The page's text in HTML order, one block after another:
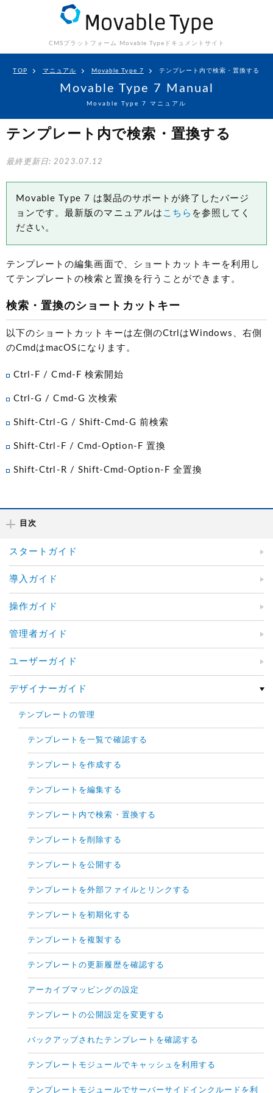
CMSプラットフォーム Movable Type ドキュメントサイト
TOP マニュアル Movable Type 7 テンプレート内で検索・置換する
Movable Type 7 Manual
Movable Type 7 マニュアル
テンプレート内で検索・置換する
最終更新日: 2023.07.12
Movable Type 7 は製品のサポートが終了したバージ
ョンです。最新版のマニュアルは こちら を参照してく
ださい。
テンプレートの編集画面で、ショートカットキーを利用し
てテンプレートの検索と置換を行うことができます。
検索・置換のショートカットキー
以下のショートカットキーは左側のCtrlはWindows、右側
のCmdはmacOSになります。
Ctrl-F / Cmd-F 検索開始
Ctrl-G / Cmd-G 次検索
Shift-Ctrl-G / Shift-Cmd-G 前検索
Shift-Ctrl-F / Cmd-Option-F 置換
Shift-Ctrl-R / Shift-Cmd-Option-F 全置換
目次
スタートガイド
導入ガイド
操作ガイド
管理者ガイド
ユーザーガイド
デザイナーガイド
テンプレートの管理
テンプレートを一覧で確認する
テンプレートを作成する
テンプレートを編集する
テンプレート内で検索・置換する
テンプレートを削除する
テンプレートを公開する
テンプレートを外部ファイルとリンクする
テンプレートを初期化する
テンプレートを複製する
テンプレートの更新履歴を確認する
アーカイブマッピングの設定
テンプレートの公開設定を変更する
バックアップされたテンプレートを確認する
テンプレートモジュールでキャッシュを利用する
テンプレートモジュールでサーバーサイドインクルードを利